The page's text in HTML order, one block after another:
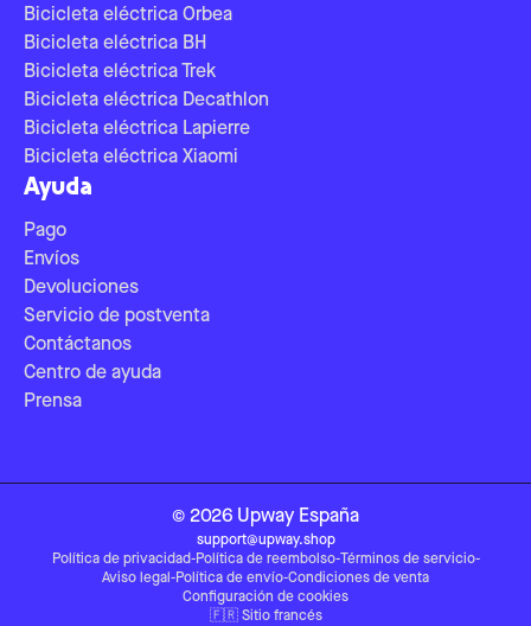
Bicicleta eléctrica Orbea
Bicicleta eléctrica BH
Bicicleta eléctrica Trek
Bicicleta eléctrica Decathlon
Bicicleta eléctrica Lapierre
Bicicleta eléctrica Xiaomi
Ayuda
Pago
Envíos
Devoluciones
Servicio de postventa
Contáctanos
Centro de ayuda
Prensa
© 2026 Upway España
support@upway.shop
Política de privacidad-Política de reembolso-Términos de servicio-
Aviso legal -Política de envío-Condiciones de venta
Configuración de cookies
🇫🇷 Sitio francés